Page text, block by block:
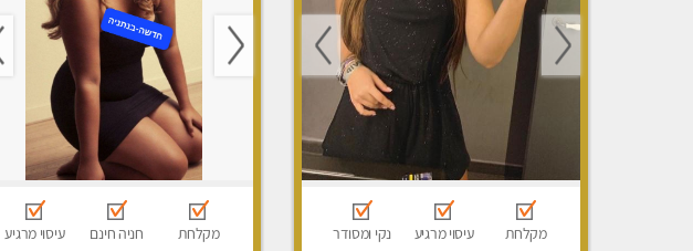
מקלחת עיסוי מרגיע נקי ומסודר מקלחת חניה חינם עיסוי מרגיע